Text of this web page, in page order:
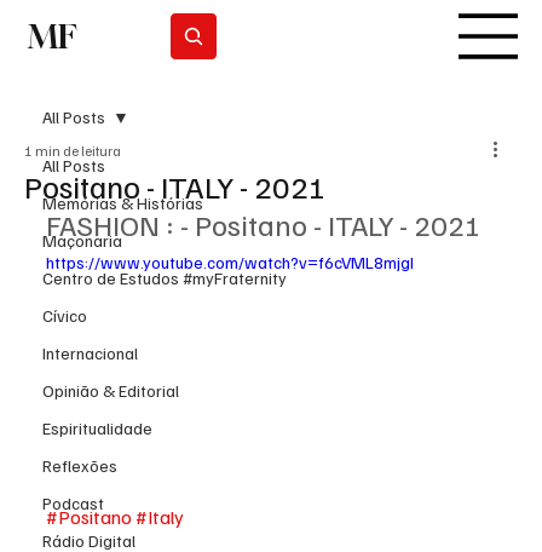
MF
All Posts
Memórias & Histórias
Maçonaria
Centro de Estudos #myFraternity
Cívico
Internacional
Opinião & Editorial
Espiritualidade
Reflexões
Podcast
Rádio Digital
All Posts
Positano - ITALY - 2021
1 min de leitura
FASHION : - Positano - ITALY - 2021
https://www.youtube.com/watch?v=f6cVML8mjgI
#Positano #Italy